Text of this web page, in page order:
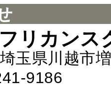
リカンス
玉県川越市
241-